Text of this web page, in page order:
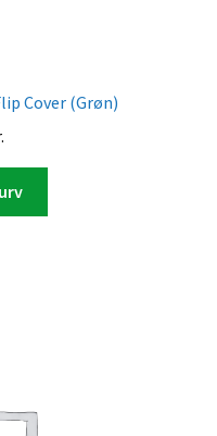
Cover (Grøn)